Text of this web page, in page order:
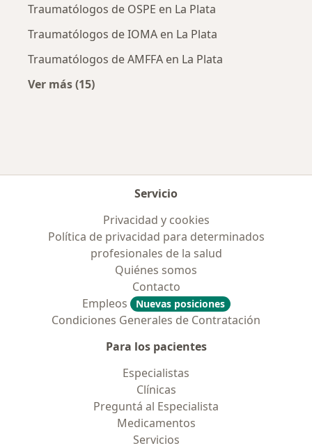
Traumatólogos de OSPE en La Plata
Traumatólogos de IOMA en La Plata
Traumatólogos de AMFFA en La Plata
Ver más (15)
Servicio
Privacidad y cookies
Política de privacidad para determinados
profesionales de la salud
Quiénes somos
Contacto
Empleos
Nuevas posiciones
Condiciones Generales de Contratación
Para los pacientes
Especialistas
Clínicas
Preguntá al Especialista
Medicamentos
Servicios